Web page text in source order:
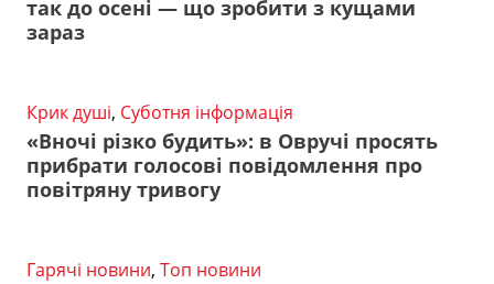
так до осені — що зробити з кущами
зараз
Крик душі, Суботня інформація
«Вночі різко будить»: в Овручі просять
прибрати голосові повідомлення про
повітряну тривогу
Гарячі новини, Топ новини